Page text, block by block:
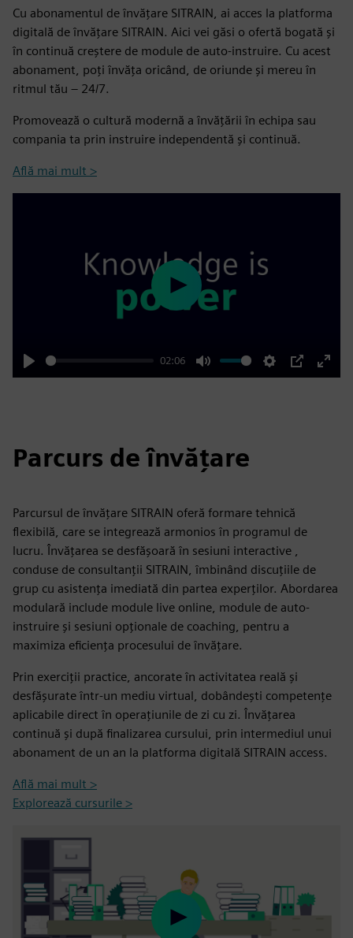
Cu abonamentul de învățare SITRAIN, ai acces la platforma
digitală de învățare SITRAIN. Aici vei găsi o ofertă bogată și
în continuă creștere de module de auto-instruire. Cu acest
abonament, poți învăța oricând, de oriunde și mereu în
ritmul tău – 24/7.
Promovează o cultură modernă a învățării în echipa sau
compania ta prin instruire independentă și continuă.
Află mai mult >
Play
02:06
Mute Settings
PIP
Enter
Parcurs de învățare
Parcursul de învățare SITRAIN oferă formare tehnică
flexibilă, care se integrează armonios în programul de
lucru. Învățarea se desfășoară în sesiuni interactive ,
conduse de consultanții SITRAIN, îmbinând discuțiile de
grup cu asistența imediată din partea experților. Abordarea
modulară include module live online, module de auto-
instruire și sesiuni opționale de coaching, pentru a
maximiza eficiența procesului de învățare.
Prin exerciții practice, ancorate în activitatea reală și
desfășurate într-un mediu virtual, dobândești competențe
aplicabile direct în operațiunile de zi cu zi. Învățarea
continuă și după finalizarea cursului, prin intermediul unui
abonament de un an la platforma digitală SITRAIN access.
Află mai mult >
Explorează cursurile >
Play